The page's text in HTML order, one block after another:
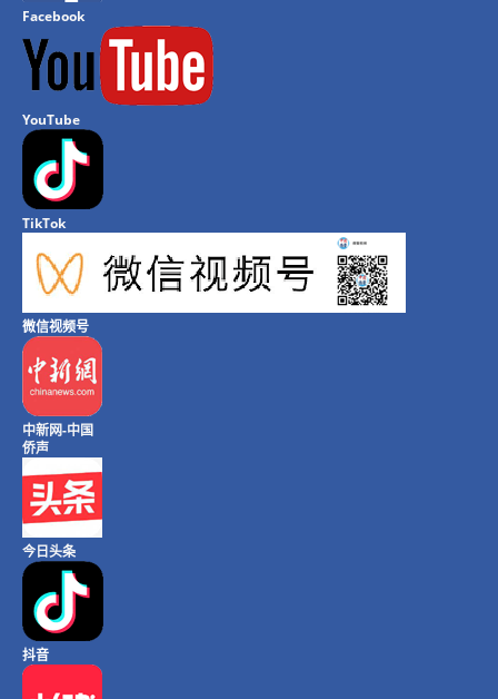
Facebook
YouTube
TikTok
微信视频号
中新网-中国
侨声
今日头条
抖音